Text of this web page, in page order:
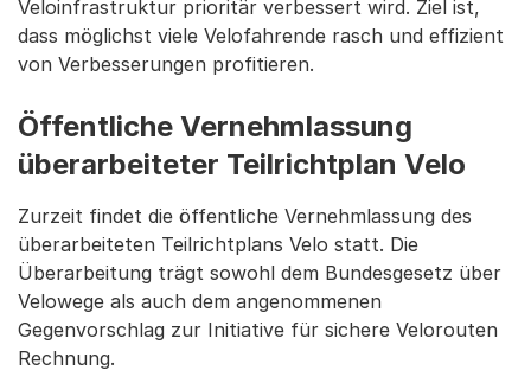
Veloinfrastruktur prioritär verbessert wird. Ziel ist,
dass möglichst viele Velofahrende rasch und effizient
von Verbesserungen profitieren.
Öffentliche Vernehmlassung
überarbeiteter Teilrichtplan Velo
Zurzeit findet die öffentliche Vernehmlassung des
überarbeiteten Teilrichtplans Velo statt. Die
Überarbeitung trägt sowohl dem Bundesgesetz über
Velowege als auch dem angenommenen
Gegenvorschlag zur Initiative für sichere Velorouten
Rechnung.